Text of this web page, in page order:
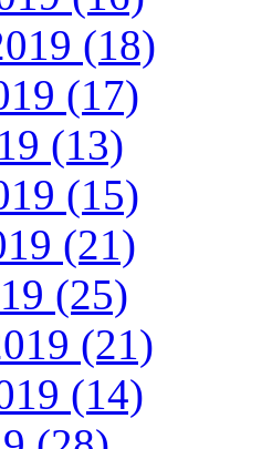
(18)
(17)
(13)
(15)
(21)
(25)
(21)
(14)